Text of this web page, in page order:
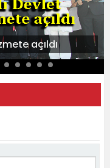
açıldı